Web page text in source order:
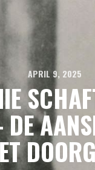
APRIL 9, 2025